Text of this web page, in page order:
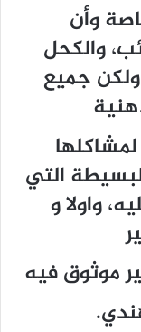
وأن
والكحل
جميع
التي
واولا و
موثوق فيه